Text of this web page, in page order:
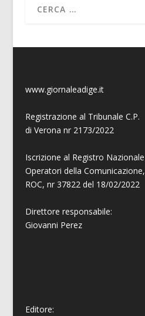
www.giornaleadige.it
Registrazione al Tribunale C.P.
di Verona nr 2173/2022
Iscrizione al Registro Nazionale
Operatori della Comunicazione,
ROC, nr 37822 del 18/02/2022
Direttore responsabile:
Giovanni Perez
Editore: